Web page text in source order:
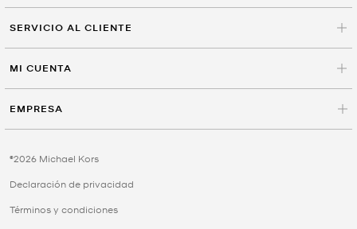
SERVICIO AL CLIENTE
MI CUENTA
EMPRESA
©2026 Michael Kors
Declaración de privacidad
Términos y condiciones